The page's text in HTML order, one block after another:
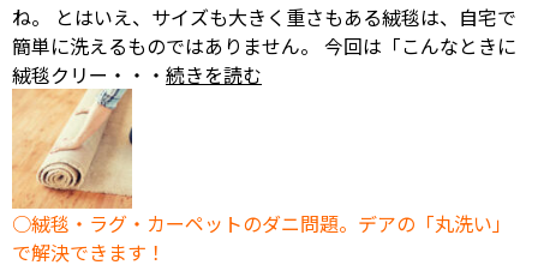
ね。 とはいえ、サイズも大きく重さもある絨毯は、自宅で
簡単に洗えるものではありません。 今回は「こんなときに
絨毯クリー・・・ 続きを読む
絨毯・ラグ・カーペットのダニ問題。デアの「丸洗い」
で解決できます！